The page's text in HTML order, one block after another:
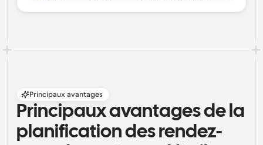
Principaux avantages
Principaux avantages de la
planification des rendez-